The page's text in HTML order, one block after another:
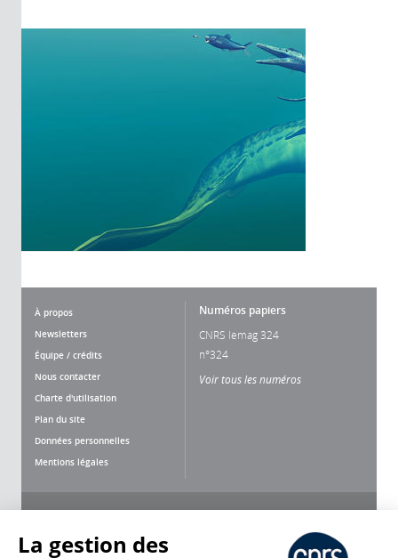
À propos
Newsletters
Équipe / crédits
Nous contacter
Charte d'utilisation
Plan du site
Données personnelles
Mentions légales
Numéros papiers
CNRS lemag 324
n°324
Voir tous les numéros
La gestion des